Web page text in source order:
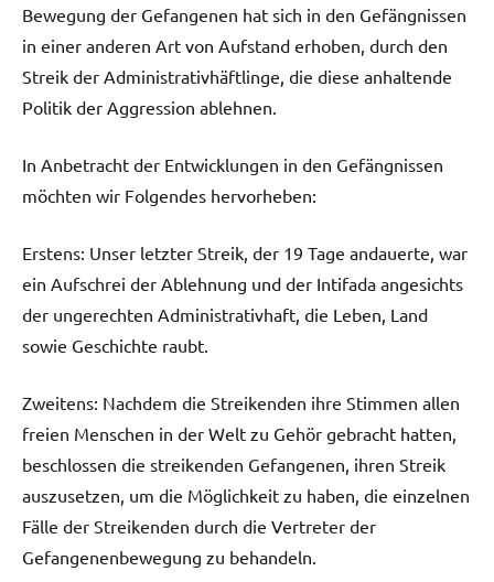
Bewegung der Gefangenen hat sich in den Gefängnissen
in einer anderen Art von Aufstand erhoben, durch den
Streik der Administrativhäftlinge, die diese anhaltende
Politik der Aggression ablehnen.
In Anbetracht der Entwicklungen in den Gefängnissen
möchten wir Folgendes hervorheben:
Erstens: Unser letzter Streik, der 19 Tage andauerte, war
ein Aufschrei der Ablehnung und der Intifada angesichts
der ungerechten Administrativhaft, die Leben, Land
sowie Geschichte raubt.
Zweitens: Nachdem die Streikenden ihre Stimmen allen
freien Menschen in der Welt zu Gehör gebracht hatten,
beschlossen die streikenden Gefangenen, ihren Streik
auszusetzen, um die Möglichkeit zu haben, die einzelnen
Fälle der Streikenden durch die Vertreter der
Gefangenenbewegung zu behandeln.